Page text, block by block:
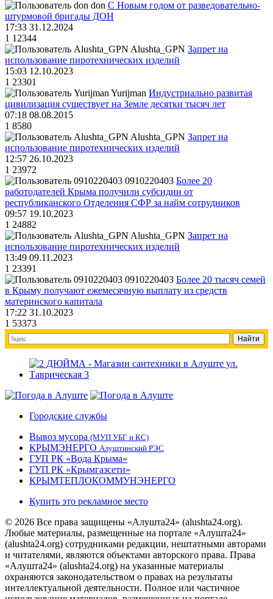
don С Новым годом от разведовательно-
штурмовой бригады ДОН
17:33 31.12.2024
1 12344
Alushta_GPN Запрет на
использование пиротехнических изделий
15:03 12.10.2023
1 23301
Yurijman Индустриально развитая
цивилизация существует на Земле десятки тысяч лет
07:18 08.08.2015
1 8580
Alushta_GPN Запрет на
использование пиротехнических изделий
12:57 26.10.2023
1 23972
0910220403 Более 20
работодателей Крыма получили субсидии от
республиканского Отделения СФР за найм сотрудников
09:57 19.10.2023
1 24882
Alushta_GPN Запрет на
использование пиротехнических изделий
13:49 09.11.2023
1 23391
0910220403 Более 20 тысяч семей
в Крыму получают ежемесячную выплату из средств
материнского капитала
17:22 31.10.2023
1 53373
Городские службы
Вывоз мусора (МУП УБГ и КС)
КРЫМЭНЕРГО Алуштинский РЭС
ГУП РК «Вода Крыма»
ГУП РК «Крымгазсети»
КРЫМТЕПЛОКОММУНЭНЕРГО
Купить это рекламное место
© 2026 Все права защищены «Алушта24» (alushta24.org).
Любые материалы, размещенные на портале «Алушта24»
(alushta24.org) сотрудниками редакции, нештатными авторами
и читателями, являются объектами авторского права. Права
«Алушта24» (alushta24.org) на указанные материалы
охраняются законодательством о правах на результаты
интеллектуальной деятельности. Полное или частичное